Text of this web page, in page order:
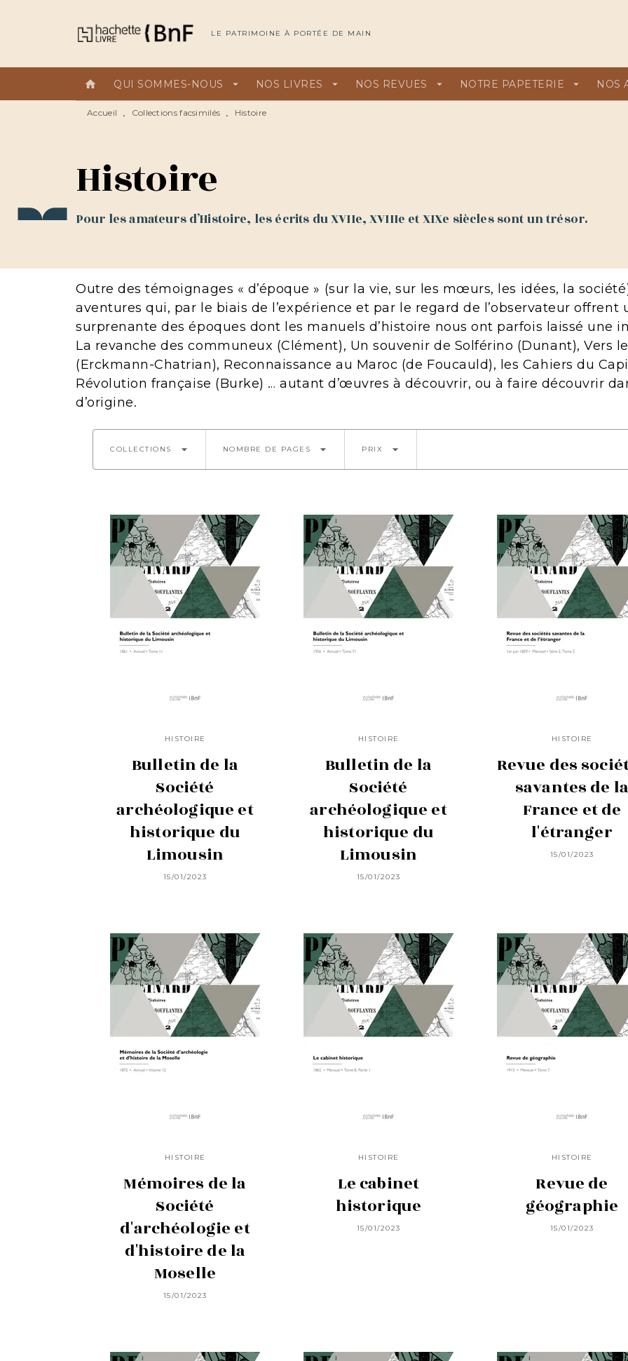
MENU RECHERCHE
LE PATRIMOINE À PORTÉE DE MAIN
home QUI SOMMES-NOUS arrow_drop_down NOS LIVRES arrow_drop_down NOS REVUES arrow_drop_down NOTRE PAPETERIE arrow_drop_down NOS
Accueil • Collections facsimilés • Histoire
Histoire
Pour les amateurs d’Histoire, les écrits du XVIIe, XVIIIe et XIXe siècles sont un trésor.
Outre des témoignages « d’époque » (sur la vie, sur les mœurs, les idées, la
aventures qui, par le biais de l’expérience et par le regard de l’observateur offrent
surprenante des époques dont les manuels d’histoire nous ont parfois laissé une
La revanche des communeux (Clément), Un souvenir de Solférino (Dunant), Vers
(Erckmann-Chatrian), Reconnaissance au Maroc (de Foucauld), les Cahiers du
Révolution française (Burke) … autant d’œuvres à découvrir, ou à faire découvrir
d’origine.
COLLECTIONS arrow_drop_down NOMBRE DE PAGES arrow_drop_down PRIX arrow_drop_down
HISTOIRE
Bulletin de la
Société
archéologique et
historique du
Limousin
15/01/2023
HISTOIRE
Bulletin de la
Société
archéologique et
historique du
Limousin
15/01/2023
HISTOIRE
Revue des
savantes de la
France et de
l'étranger
15/01/2023
HISTOIRE
Mémoires de la
Société
d'archéologie et
d'histoire de la
Moselle
15/01/2023
HISTOIRE
Le cabinet
historique
15/01/2023
HISTOIRE
Revue de
géographie
15/01/2023